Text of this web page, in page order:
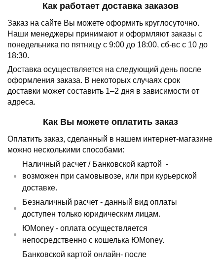
Как работает доставка заказов
Заказ на сайте Вы можете оформить круглосуточно.
Наши менеджеры принимают и оформляют заказы с
понедельника по пятницу с 9:00 до 18:00, сб-вс с 10 до
18:30.
Доставка осуществляется на следующий день после
оформления заказа. В некоторых случаях срок
доставки может составить 1–2 дня в зависимости от
адреса.
Как Вы можете оплатить заказ
Оплатить заказ, сделанный в нашем интернет-магазине
можно несколькими способами:
Наличный расчет / Банковской картой -
возможен при самовывозе, или при курьерской
доставке.
Безналичный расчет - данный вид оплаты
доступен только юридическим лицам.
ЮMoney - оплата осуществляется
непосредственно с кошелька ЮMoney.
Банковской картой онлайн- после